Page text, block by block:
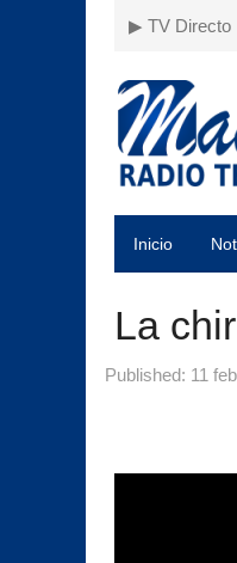
▶ TV Directo
Inicio
La
Published: 11